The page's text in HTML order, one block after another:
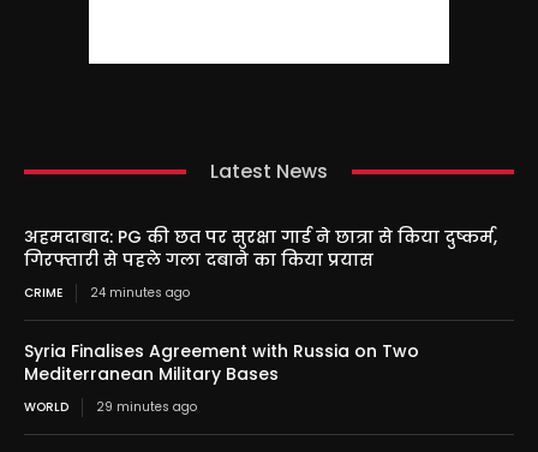
Latest News
अहमदाबाद: PG की छत पर सुरक्षा गार्ड ने छात्रा से किया दुष्कर्म,
गिरफ्तारी से पहले गला दबाने का किया प्रयास
CRIME 24 minutes ago
Syria Finalises Agreement with Russia on Two
Mediterranean Military Bases
WORLD 29 minutes ago